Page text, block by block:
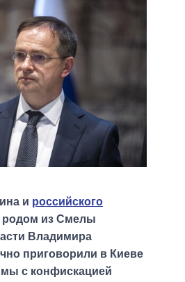
и российского
родом из Смелы
Владимира
приговорили в Киеве
с конфискацией